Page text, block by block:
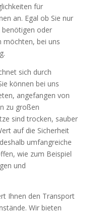
für
an. Egal ob Sie nur
oder
möchten, bei uns
sich durch
können bei uns
angefangen von
zu großen
sind trocken, sauber
auf die Sicherheit
umfangreiche
wie zum Beispiel
und
Ihnen den Transport
Wir bieten